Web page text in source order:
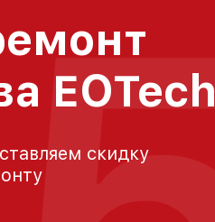
EOTech
скидку